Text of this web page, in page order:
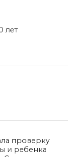
лет
проверку
и ребенка